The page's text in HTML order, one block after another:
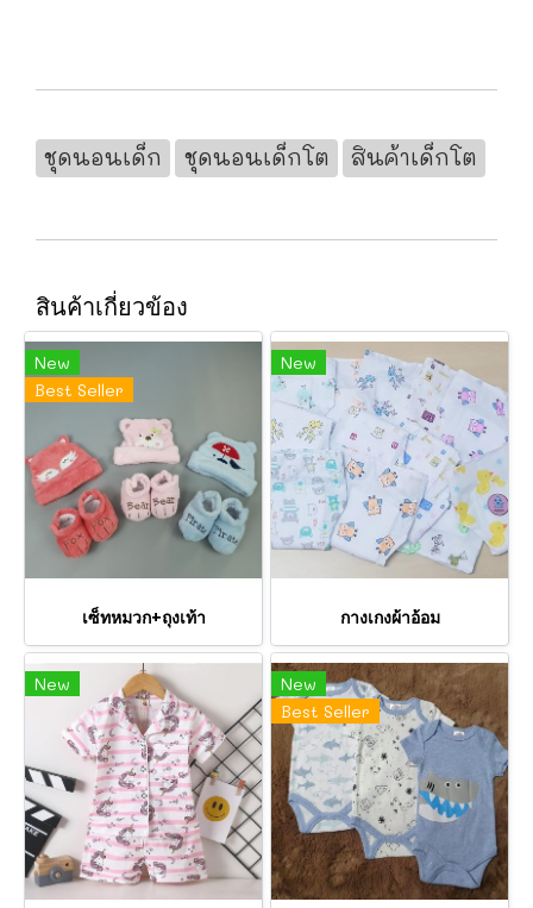
ชุดนอนเด็ก ชุดนอนเด็กโต สินค้าเด็กโต
สินค้าเกี่ยวข้อง
New
Best Seller
เซ็ทหมวก+ถุงเท้า
New
กางเกงผ้าอ้อม
New
New
Best Seller